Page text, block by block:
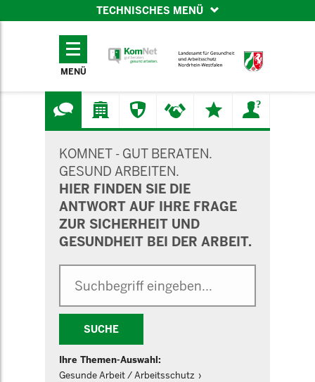
TECHNISCHES MENÜ
TECHNISCHES
MENÜ
KOMNET - GUT BERATEN.
GESUND ARBEITEN.
HIER FINDEN SIE DIE
ANTWORT AUF IHRE FRAGE
ZUR SICHERHEIT UND
GESUNDHEIT BEI DER ARBEIT.
SUCHE
Ihre Themen-Auswahl:
Gesunde Arbeit / Arbeitsschutz